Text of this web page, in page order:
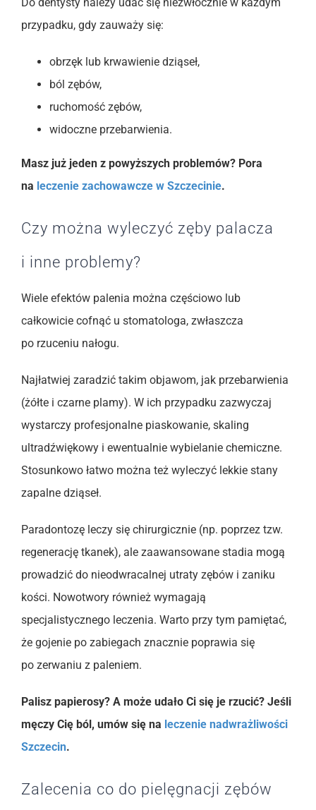
przypadku, gdy zauważy się:
obrzęk lub krwawienie dziąseł,
ból zębów,
ruchomość zębów,
widoczne przebarwienia.
Masz już jeden z powyższych problemów? Pora
na leczenie zachowawcze w Szczecinie.
Czy można wyleczyć zęby palacza
i inne problemy?
Wiele efektów palenia można częściowo lub
całkowicie cofnąć u stomatologa, zwłaszcza
po rzuceniu nałogu.
Najłatwiej zaradzić takim objawom, jak przebarwienia
(żółte i czarne plamy). W ich przypadku zazwyczaj
wystarczy profesjonalne piaskowanie, skaling
ultradźwiękowy i ewentualnie wybielanie chemiczne.
Stosunkowo łatwo można też wyleczyć lekkie stany
zapalne dziąseł.
Paradontozę leczy się chirurgicznie (np. poprzez tzw.
regenerację tkanek), ale zaawansowane stadia mogą
prowadzić do nieodwracalnej utraty zębów i zaniku
kości. Nowotwory również wymagają
specjalistycznego leczenia. Warto przy tym pamiętać,
że gojenie po zabiegach znacznie poprawia się
po zerwaniu z paleniem.
Palisz papierosy? A może udało Ci się je rzucić? Jeśli
męczy Cię ból, umów się na leczenie nadwrażliwości
Szczecin.
Zalecenia co do pielęgnacji zębów